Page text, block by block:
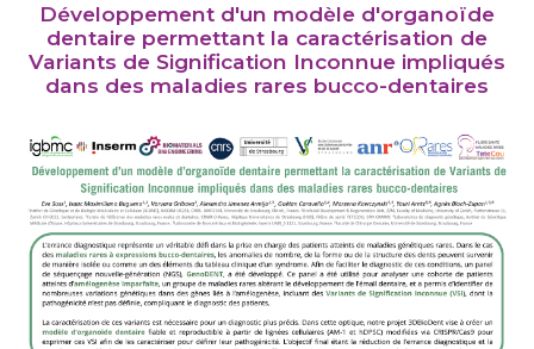
Développement d'un modèle d'organoïde
dentaire permettant la caractérisation de
Variants de Signification Inconnue impliqués
dans des maladies rares bucco-dentaires